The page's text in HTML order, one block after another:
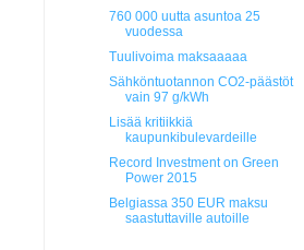
760 000 uutta asuntoa 25
vuodessa
Tuulivoima maksaaaaa
Sähköntuotannon CO2-päästöt
vain 97 g/kWh
Lisää kritiikkiä
kaupunkibulevardeille
Record Investment on Green
Power 2015
Belgiassa 350 EUR maksu
saastuttaville autoille